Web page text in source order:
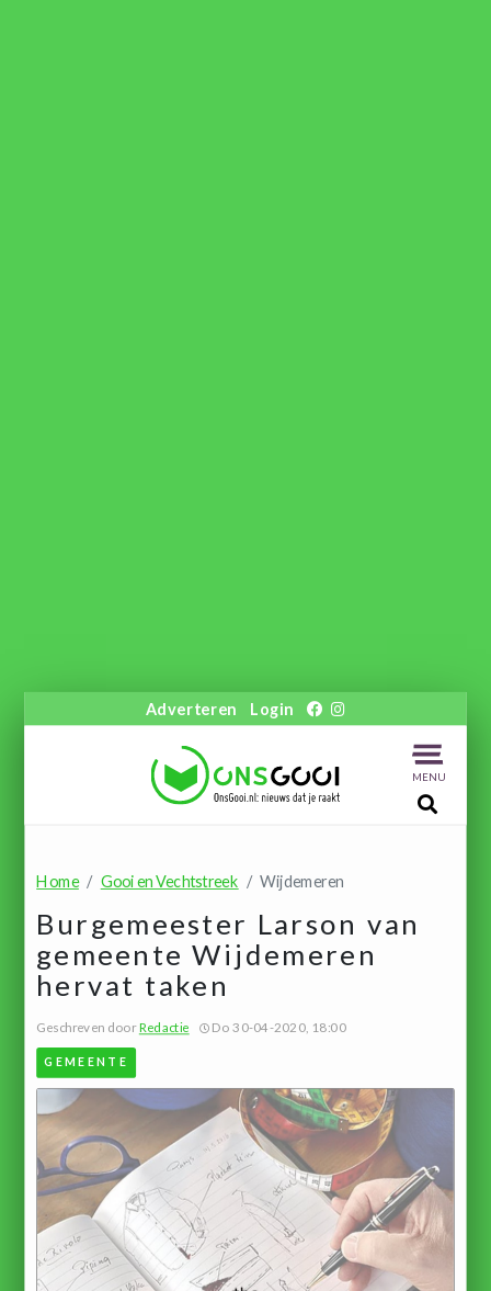
Adverteren Login
MENU
Home Gooi en Vechtstreek Wijdemeren
Burgemeester Larson van
gemeente Wijdemeren
hervat taken
Geschreven doorRedactie Do 30-04-2020, 18:00
GEMEENTE